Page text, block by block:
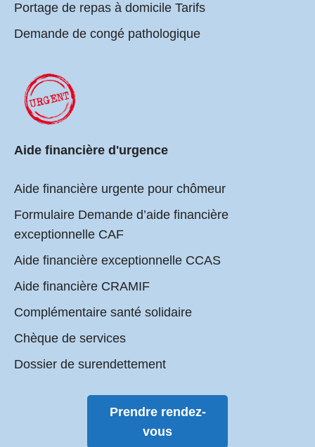
Portage de repas à domicile Tarifs
Demande de congé pathologique
Aide financière d'urgence
Aide financière urgente pour chômeur
Formulaire Demande d’aide financière
exceptionnelle CAF
Aide financière exceptionnelle CCAS
Aide financière CRAMIF
Complémentaire santé solidaire
Chèque de services
Dossier de surendettement
Prendre rendez-
vous